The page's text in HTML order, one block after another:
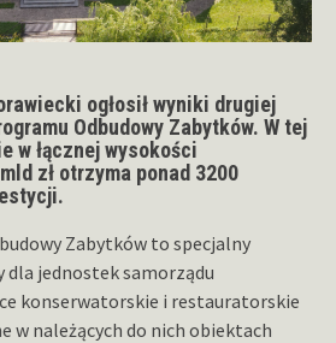
ogłosił wyniki drugiej
Odbudowy Zabytków. W tej
w łącznej wysokości
zł otrzyma ponad 3200
Zabytków to specjalny
dla jednostek samorządu
konserwatorskie i restauratorskie
w należących do nich obiektach